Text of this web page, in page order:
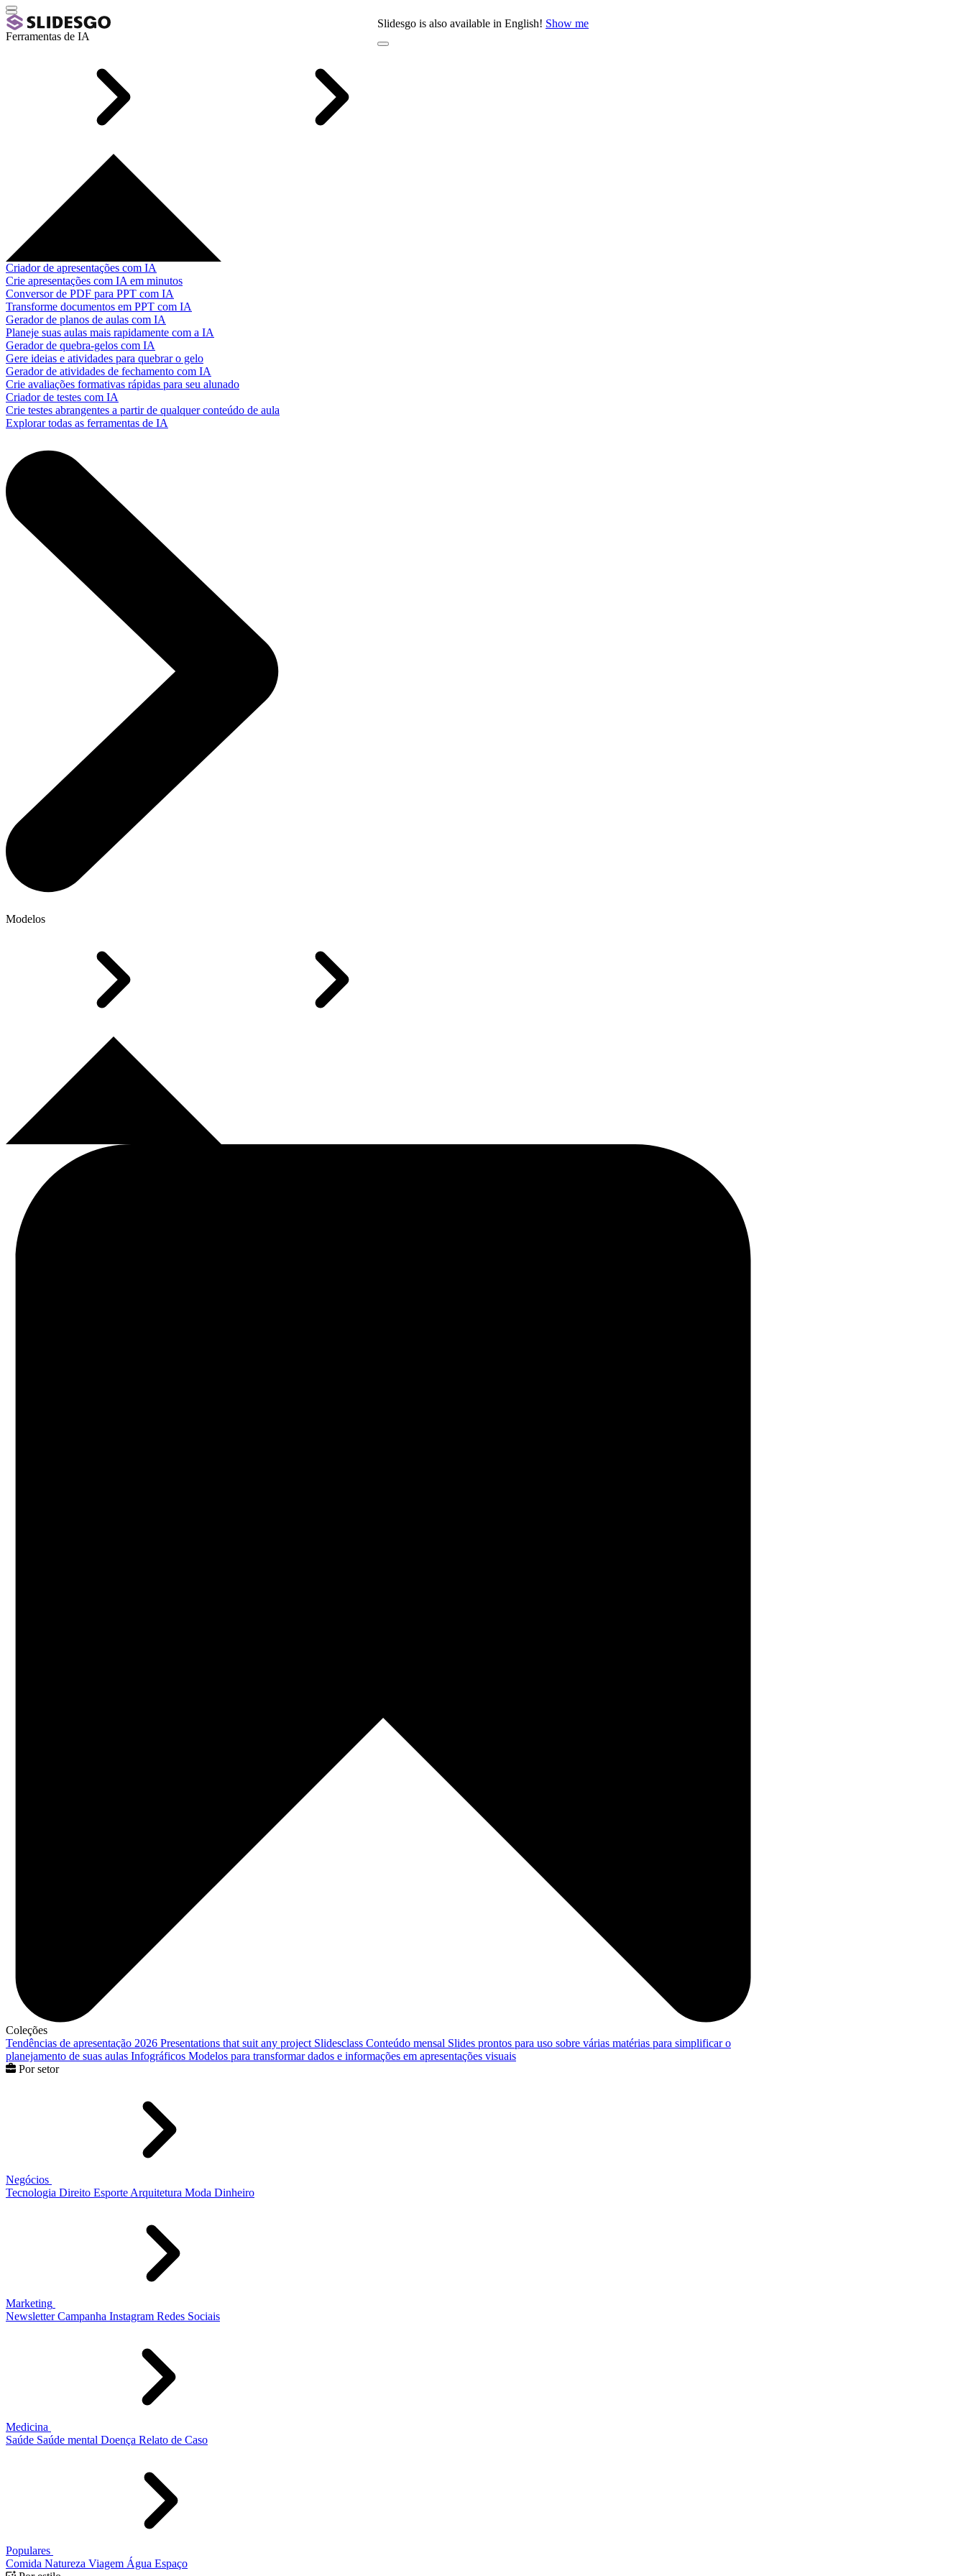
Slidesgo is also available in English! Show me
Ferramentas de IA
Criador de apresentações com IA
Crie apresentações com IA em minutos
Conversor de PDF para PPT com IA
Transforme documentos em PPT com IA
Gerador de planos de aulas com IA
Planeje suas aulas mais rapidamente com a IA
Gerador de quebra-gelos com IA
Gere ideias e atividades para quebrar o gelo
Gerador de atividades de fechamento com IA
Crie avaliações formativas rápidas para seu alunado
Criador de testes com IA
Crie testes abrangentes a partir de qualquer conteúdo de aula
Explorar todas as ferramentas de IA
Modelos
Coleções
Tendências de apresentação 2026 Presentations that suit any project Slidesclass Conteúdo mensal Slides prontos para uso sobre várias matérias para simplificar o
planejamento de suas aulas Infográficos Modelos para transformar dados e informações em apresentações visuais
Por setor
Negócios
Tecnologia Direito Esporte Arquitetura Moda Dinheiro
Marketing
Newsletter Campanha Instagram Redes Sociais
Medicina
Saúde Saúde mental Doença Relato de Caso
Populares
Comida Natureza Viagem Água Espaço